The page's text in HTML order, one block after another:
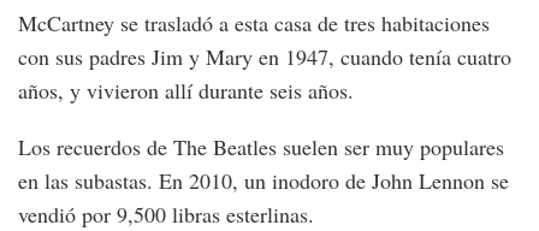
McCartney se trasladó a esta casa de tres habitaciones
con sus padres Jim y Mary en 1947, cuando tenía cuatro
años, y vivieron allí durante seis años.
Los recuerdos de The Beatles suelen ser muy populares
en las subastas. En 2010, un inodoro de John Lennon se
vendió por 9,500 libras esterlinas.